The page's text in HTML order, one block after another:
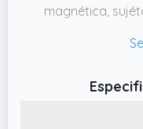
magnética,
para acampar,
✔️ Control
de 2 segundos